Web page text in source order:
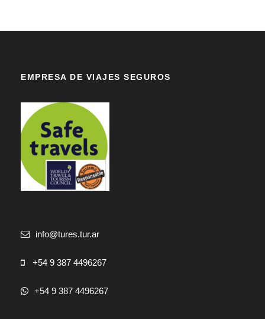
EMPRESA DE VIAJES SEGUROS
info@tures.tur.ar
+54 9 387 4496267
+54 9 387 4496267